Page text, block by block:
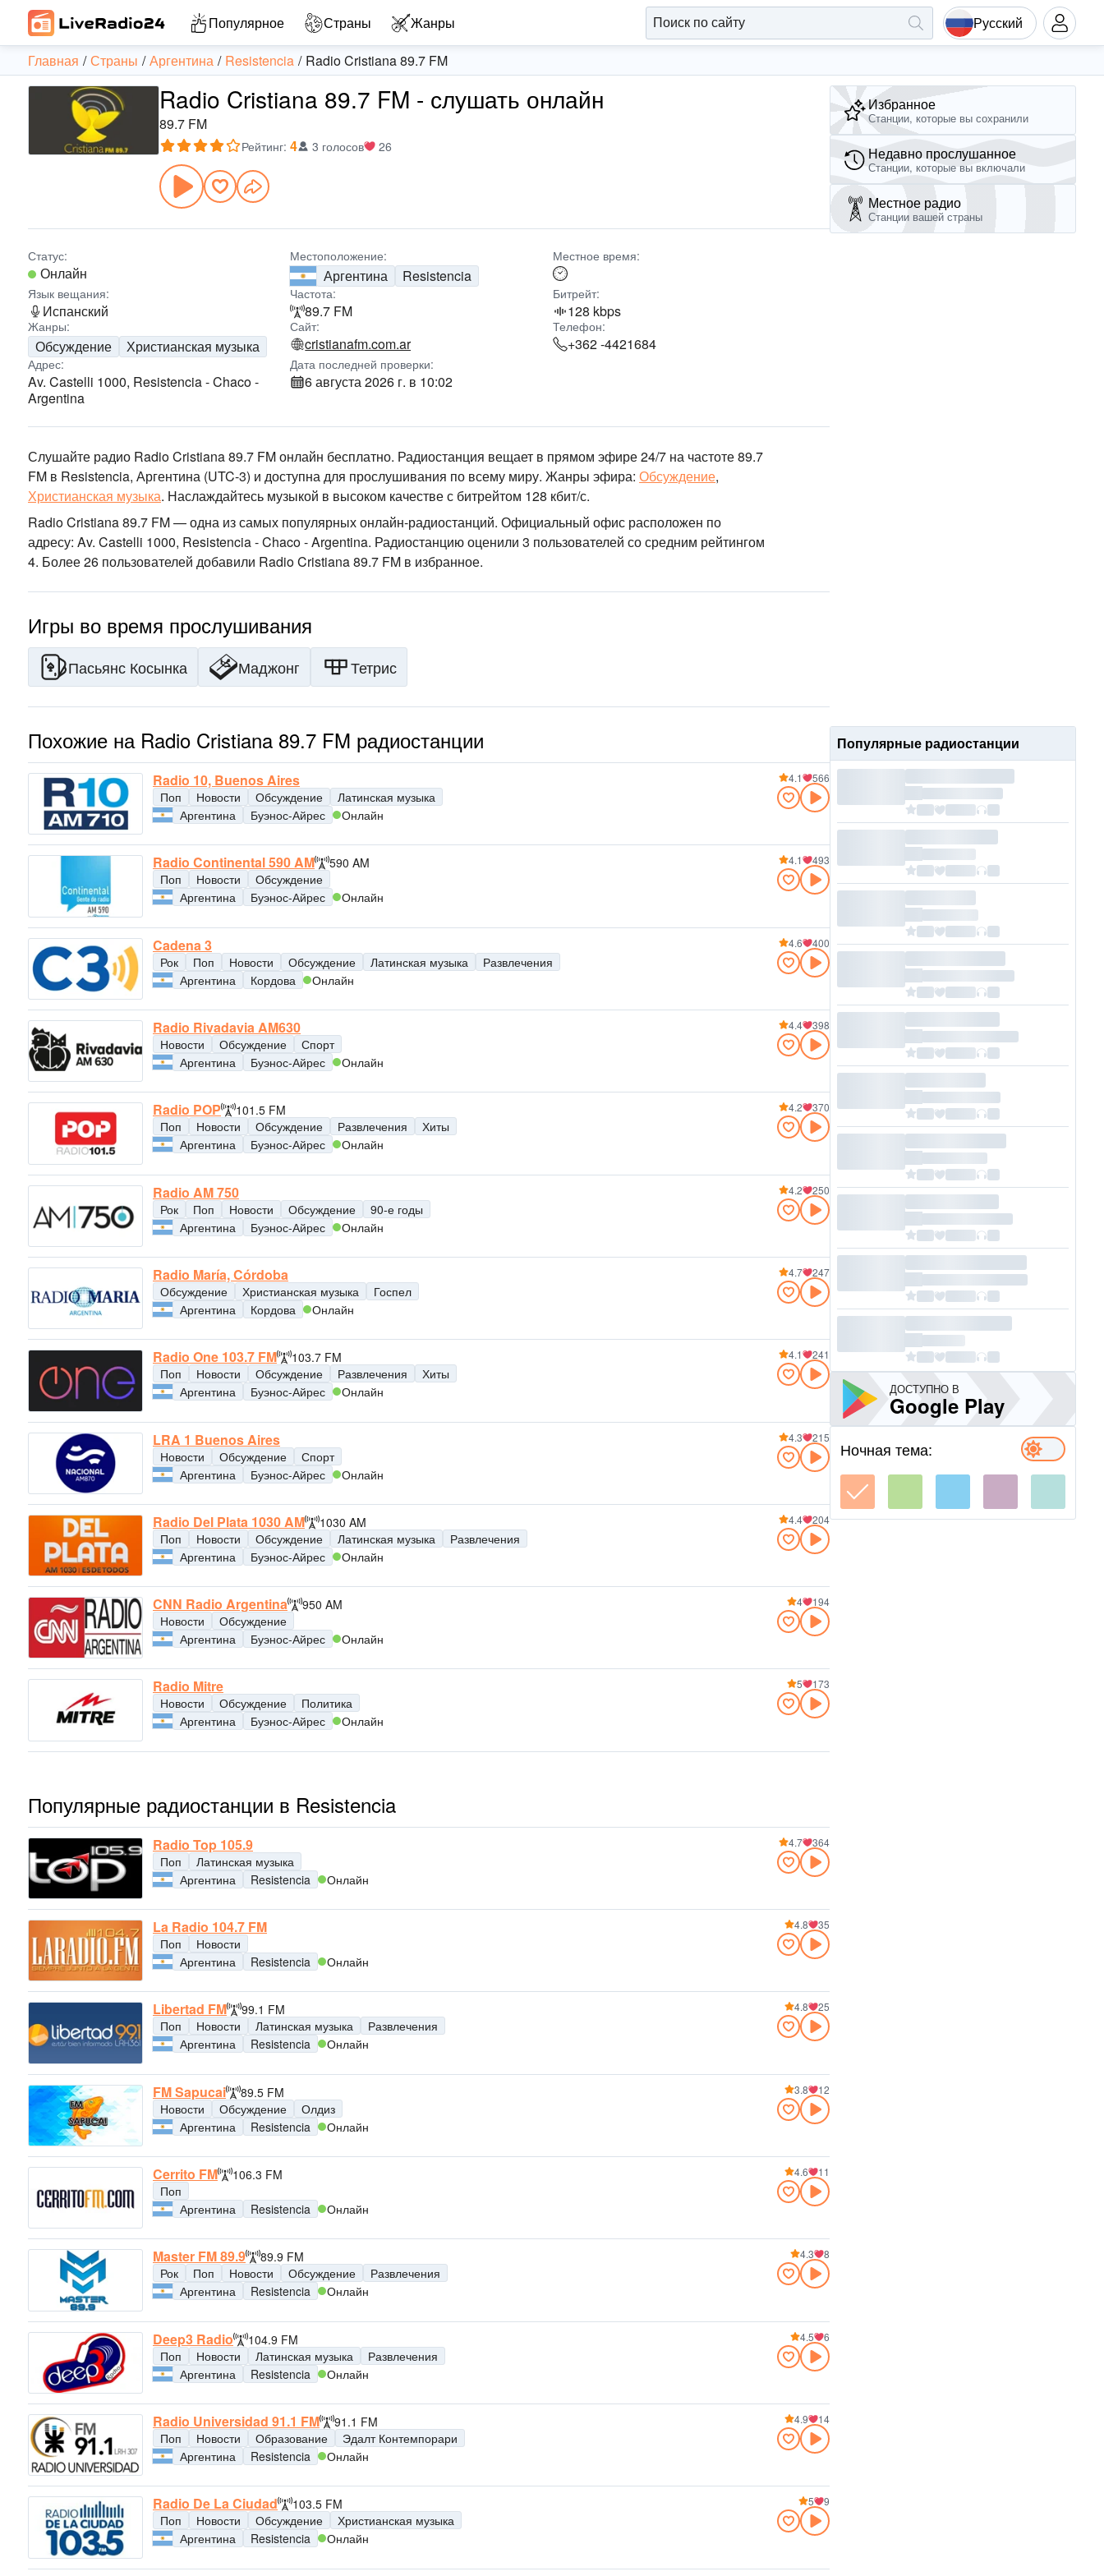
Популярное Страны Жанры Русский
Главная Страны Аргентина Resistencia Radio Cristiana 89.7 FM
Radio Cristiana 89.7 FM - слушать онлайн
89.7 FM
Рейтинг: 4 3 голосов 26
Статус:
Онлайн
Местоположение:
Аргентина Resistencia
Местное время:
Язык вещания:
Испанский
Частота:
89.7 FM
Битрейт:
128 kbps
Жанры:
Обсуждение Христианская музыка
Сайт:
cristianafm.com.ar
Телефон:
+362 -4421684
Адрес:
Av. Castelli 1000, Resistencia - Chaco -
Argentina
Дата последней проверки:
6 августа 2026 г. в 10:02
Слушайте радио Radio Cristiana 89.7 FM онлайн бесплатно. Радиостанция вещает в прямом эфире 24/7 на частоте 89.7
FM в Resistencia, Аргентина (UTC-3) и доступна для прослушивания по всему миру. Жанры эфира: Обсуждение,
Христианская музыка. Наслаждайтесь музыкой в высоком качествес битрейтом 128 кбит/с.
Radio Cristiana 89.7 FM — одна из самых популярных онлайн-радиостанций. Официальный офис расположен по
адресу: Av. Castelli 1000, Resistencia - Chaco - Argentina. Радиостанцию оценили 3 пользователей со средним рейтингом
4. Более 26 пользователей добавили Radio Cristiana 89.7 FM в избранное.
Игры во время прослушивания
Пасьянс Косынка Маджонг Тетрис
Похожие на Radio Cristiana 89.7 FM радиостанции
Radio 10, Buenos Aires
Поп Новости Обсуждение
Латинская музыка
Аргентина
Буэнос-Айрес Онлайн
4.1 566
Radio Continental 590 AM
590 AM
Поп
Новости
Обсуждение
Аргентина
Буэнос-Айрес Онлайн
4.1 493
Cadena 3
Рок Поп Новости Обсуждение Латинская музыка
Развлечения
Аргентина
Кордова Онлайн
4.6 400
Radio Rivadavia AM630
Новости Обсуждение
Спорт
Аргентина
Буэнос-Айрес Онлайн
4.4 398
Radio POP
101.5 FM
Поп
Новости Обсуждение Развлечения
Хиты
Аргентина
Буэнос-Айрес Онлайн
4.2 370
Radio AM 750
Рок Поп Новости Обсуждение
90-е годы
Аргентина
Буэнос-Айрес Онлайн
4.2 250
Radio María, Córdoba
Обсуждение Христианская музыка
Госпел
Аргентина
Кордова Онлайн
4.7 247
Radio One 103.7 FM
103.7 FM
Поп
Новости Обсуждение Развлечения
Хиты
Аргентина
Буэнос-Айрес Онлайн
4.1 241
LRA 1 Buenos Aires
Новости Обсуждение
Спорт
Аргентина
Буэнос-Айрес Онлайн
4.3 215
Radio Del Plata 1030 AM
1030 AM
Поп
Новости Обсуждение Латинская музыка
Развлечения
Аргентина
Буэнос-Айрес Онлайн
4.4 204
CNN Radio Argentina
950 AM
Новости
Обсуждение
Аргентина
Буэнос-Айрес Онлайн
4 194
Radio Mitre
Новости Обсуждение
Политика
Аргентина
Буэнос-Айрес Онлайн
5 173
Популярные радиостанции в Resistencia
Radio Top 105.9
Поп
Латинская музыка
Аргентина
Resistencia Онлайн
4.7 364
La Radio 104.7 FM
Поп
Новости
Аргентина
Resistencia Онлайн
4.8 35
Libertad FM
99.1 FM
Поп
Новости Латинская музыка
Развлечения
Аргентина
Resistencia Онлайн
4.8 25
FM Sapucai
89.5 FM
Новости
Обсуждение
Олдиз
Аргентина
Resistencia Онлайн
3.8 12
Cerrito FM
106.3 FM
Поп
Аргентина
Resistencia Онлайн
4.6 11
Master FM 89.9
89.9 FM
Рок
Поп Новости Обсуждение
Развлечения
Аргентина
Resistencia Онлайн
4.3 8
Deep3 Radio
104.9 FM
Поп
Новости Латинская музыка
Развлечения
Аргентина
Resistencia Онлайн
4.5 6
Radio Universidad 91.1 FM
91.1 FM
Поп
Новости Образование
Эдалт Контемпорари
Аргентина
Resistencia Онлайн
4.9 14
Radio De La Ciudad
103.5 FM
Поп
Новости Обсуждение
Христианская музыка
Аргентина
Resistencia Онлайн
5 9
Избранное
Станции, которые вы сохранили
Недавно прослушанное
Станции, которые вы включали
Местное радио
Станции вашей страны
Популярные радиостанции
ДОСТУПНО В
Google Play
Ночная тема: